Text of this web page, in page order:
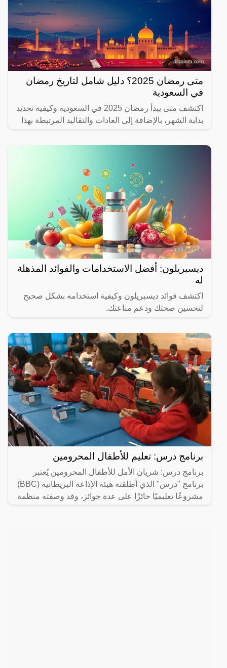
متى رمضان 2025؟ دليل شامل لتاريخ رمضان
في السعودية
اكتشف متى يبدأ رمضان 2025 في السعودية وكيفية تحديد
بداية الشهر، بالإضافة إلى العادات والتقاليد المرتبطة بهذا
ديسبريلون: أفضل الاستخدامات والفوائد المذهلة
له
اكتشف فوائد ديسبريلون وكيفية استخدامه بشكل صحيح
لتحسين صحتك ودعم مناعتك.
برنامج درس: تعليم للأطفال المحرومين
برنامج درس: شريان الأمل للأطفال المحرومين يُعتبر
برنامج "درس" الذي أطلقته هيئة الإذاعة البريطانية (BBC)
مشروعًا تعليميًا حائزًا على عدة جوائز، وقد وصفته منظمة